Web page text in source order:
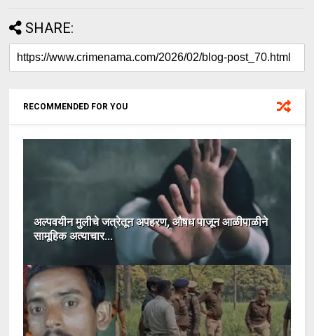
SHARE:
RECOMMENDED FOR YOU
अल्पवयीन मुलीचे जत्रेतून अपहरण, औषध पाजून आळीपाळीने
सामूहिक अत्याचार...